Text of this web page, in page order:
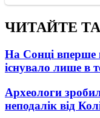
ЧИТАЙТЕ
На Сонці вперше
існувало лише в
Археологи
неподалік від